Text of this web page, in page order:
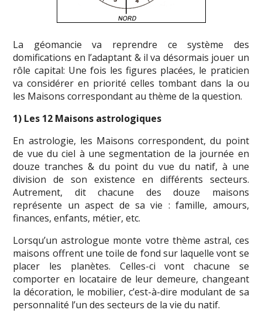
La géomancie va reprendre ce système des
domifications en l’adaptant & il va désormais jouer un
rôle capital: Une fois les figures placées, le praticien
va considérer en priorité celles tombant dans la ou
les Maisons correspondant au thème de la question.
1) Les 12 Maisons astrologiques
En astrologie, les Maisons correspondent, du point
de vue du ciel à une segmentation de la journée en
douze tranches & du point du vue du natif, à une
division de son existence en différents secteurs.
Autrement, dit chacune des douze maisons
représente un aspect de sa vie : famille, amours,
finances, enfants, métier, etc.
Lorsqu’un astrologue monte votre thème astral, ces
maisons offrent une toile de fond sur laquelle vont se
placer les planètes. Celles-ci vont chacune se
comporter en locataire de leur demeure, changeant
la décoration, le mobilier, c’est-à-dire modulant de sa
personnalité l’un des secteurs de la vie du natif.